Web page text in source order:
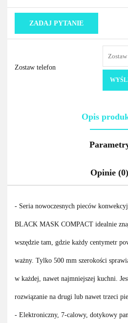
ZADAJ PYTANIE
Zostaw telefon
Opis
Opinie (0)
- Seria nowoczesnych pieców
BLACK MASK COMPACT idealnie
wszędzie tam, gdzie każdy centymetr
ważny. Tylko 500 mm szerokości
w każdej, nawet najmniejszej kuchni.
rozwiązanie na drugi lub nawet trzeci
- Elektroniczny, 7-calowy, dotykowy